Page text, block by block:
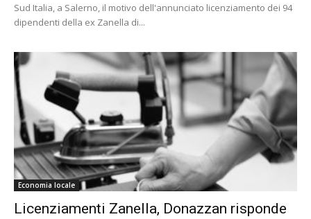
Sud Italia, a Salerno, il motivo dell'annunciato licenziamento dei 94
dipendenti della ex Zanella di...
Economia locale
Licenziamenti Zanella, Donazzan risponde